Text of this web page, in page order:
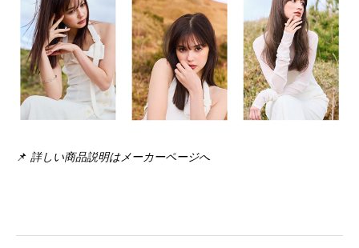
📌 詳しい商品説明はメーカーページへ